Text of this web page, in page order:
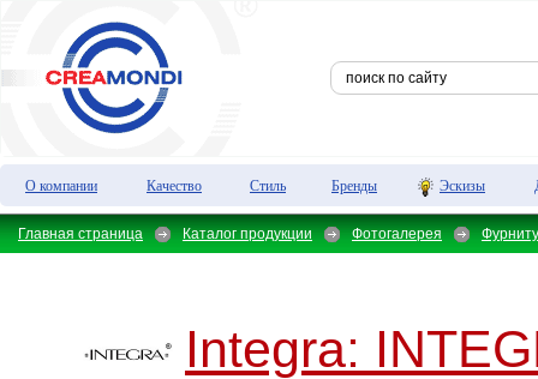
О компании Качество Стиль Бренды Эскизы
Главная страница Каталог продукции Фотогалерея
Integra: